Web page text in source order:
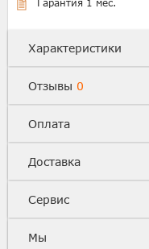
Гарантия 1 мес.
Характеристики
Отзывы 0
Оплата
Доставка
Сервис
Мы